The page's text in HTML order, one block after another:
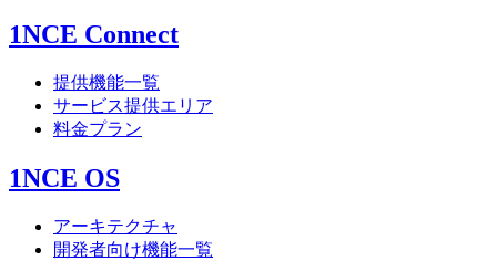
1NCE Connect
提供機能一覧
サービス提供エリア
料金プラン
1NCE OS
アーキテクチャ
開発者向け機能一覧